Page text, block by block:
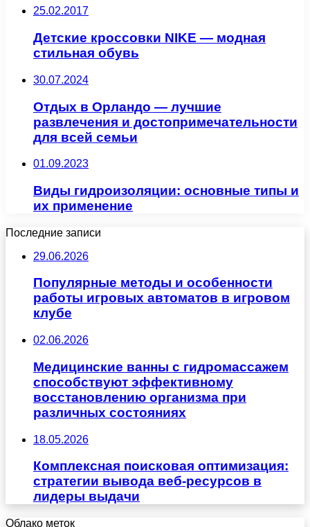
25.02.2017
Детские кроссовки NIKE — модная
стильная обувь
30.07.2024
Отдых в Орландо — лучшие
развлечения и достопримечательности
для всей семьи
01.09.2023
Виды гидроизоляции: основные типы и
их применение
Последние записи
29.06.2026
Популярные методы и особенности
работы игровых автоматов в игровом
клубе
02.06.2026
Медицинские ванны с гидромассажем
способствуют эффективному
восстановлению организма при
различных состояниях
18.05.2026
Комплексная поисковая оптимизация:
стратегии вывода веб-ресурсов в
лидеры выдачи
Облако меток